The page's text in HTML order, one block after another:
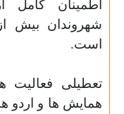
اطمینان کامل
شهروندان بیش
است.
تعطیلی فعالیت
همایش ها و اردو